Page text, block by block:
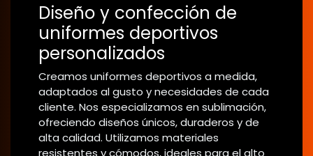
Diseño y confección de
uniformes deportivos
personalizados
Creamos uniformes deportivos a medida,
adaptados al gusto y necesidades de cada
cliente. Nos especializamos en sublimación,
ofreciendo diseños únicos, duraderos y de
alta calidad. Utilizamos materiales
resistentes y cómodos, ideales para el alto